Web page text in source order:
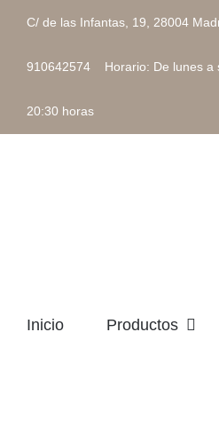
contenido
C/ de las Infantas, 19, 28004
910642574 Horario: De lunes a
20:30 horas
Inicio Productos